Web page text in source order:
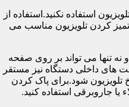
استفاده نکنید.استفاده از
کردن تلویزیون مناسب می
نه تنها می تواند بر روی صفحه
های داخلی دستگاه نیز مستقر
شود.برای پاک کردن
یا جاروبرقی استفاده کنید.